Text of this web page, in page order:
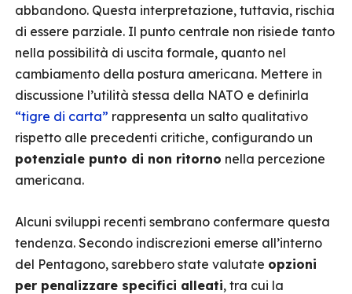
abbandono. Questa interpretazione, tuttavia, rischia
di essere parziale. Il punto centrale non risiede tanto
nella possibilità di uscita formale, quanto nel
cambiamento della postura americana. Mettere in
discussione l’utilità stessa della NATO e definirla
“tigre di carta” rappresenta un salto qualitativo
rispetto alle precedenti critiche, configurando un
potenziale punto di non ritorno nella percezione
americana.
Alcuni sviluppi recenti sembrano confermare questa
tendenza. Secondo indiscrezioni emerse all’interno
del Pentagono, sarebbero state valutate opzioni
per penalizzare specifici alleati, tra cui la